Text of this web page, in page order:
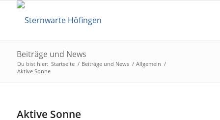
Beiträge und News
Du bist hier: Startseite / Beiträge und News / Allgemein /
Aktive Sonne
Aktive Sonne